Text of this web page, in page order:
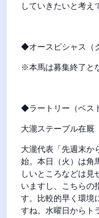
していきたいと考え
◆オースピシャス（
※本馬は募集終了と
◆ラートリー（ベス
大瀧ステーブル在厩
大瀧代表「先週末か
始。本日（火）は角
しいところなどは見
いますし、こちらの
す。比較的早く環境
すね。水曜日からト